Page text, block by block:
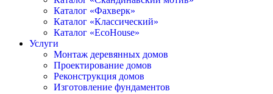
Каталог «Фахверк»
Каталог «Классический»
Каталог «EcoHouse»
Услуги
Монтаж деревянных домов
Проектирование домов
Реконструкция домов
Изготовление фундаментов